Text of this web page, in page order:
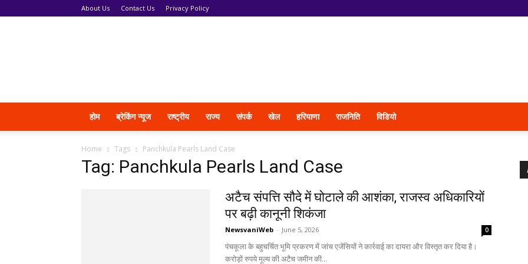
About Us Contact Us Privacy Policy
होम ब्रेकिंग न्यूज राष्ट्रीय राज्य संपर्क खेल हरियाणा राजनिति विडियो
Home Tags Panchkula Pearls Land Case
Tag: Panchkula Pearls Land Case
अटैच संपत्ति सौदे में घोटाले की आशंका, राजस्व अधिकारियों
पर बढ़ी कानूनी शिकंजा
NewsvaniWeb - June 5, 2026 0
पंचकूला के बहुचर्चित भूमि प्रकरण में जांच एजेंसियों ने कार्रवाई का दायरा और विस्तृत कर दिया है।
करोड़ों रुपये मूल्य की अटैच जमीन की...